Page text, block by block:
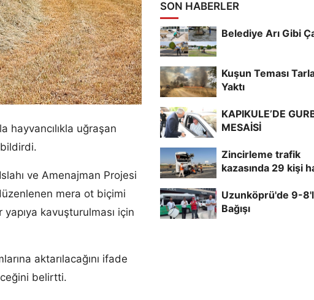
hayvancılıkla uğraşan
ve Amenajman Projesi
mera ot biçimi
kavuşturulması için
aktarılacağını ifade
belirtti.
SON HABERLER
Belediye Arı Gibi
Kuşun Teması
Yaktı
KAPIKULE’DE
MESAİSİ
Zincirleme trafik
kazasında 29 kişi
Uzunköprü'de 9-
Bağışı